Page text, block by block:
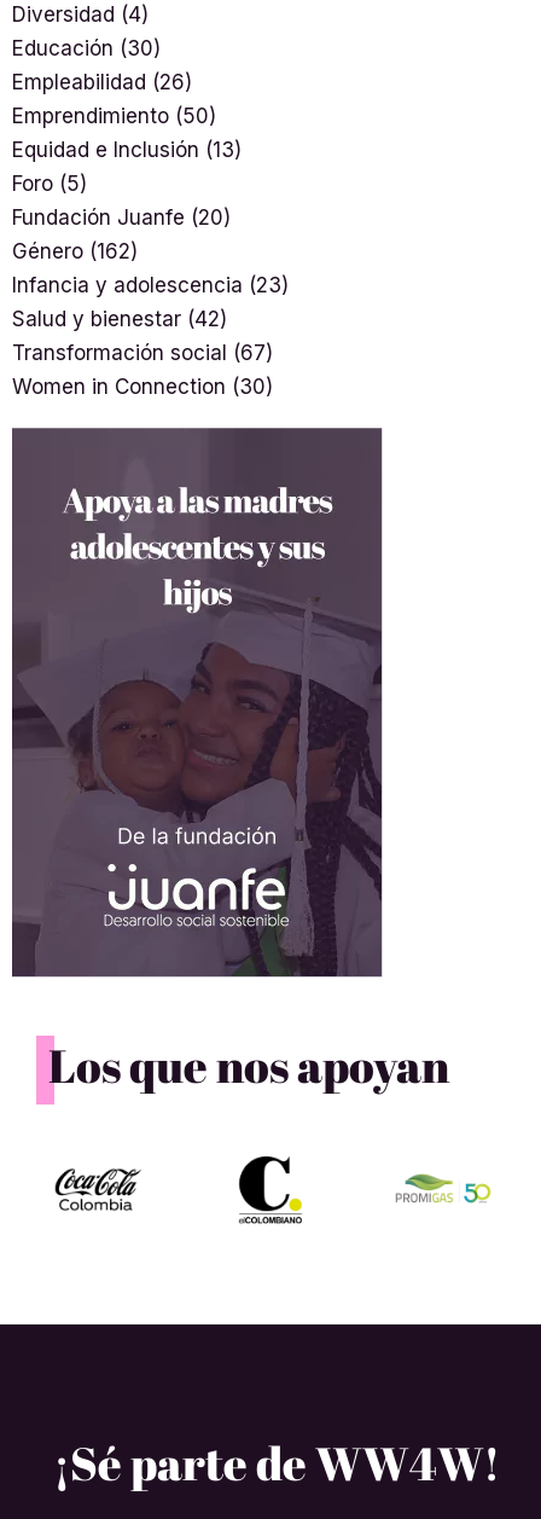
Diversidad (4)
Educación (30)
Empleabilidad (26)
Emprendimiento (50)
Equidad e Inclusión (13)
Foro (5)
Fundación Juanfe (20)
Género (162)
Infancia y adolescencia (23)
Salud y bienestar (42)
Transformación social (67)
Women in Connection (30)
Los que nos apoyan
¡Sé parte de WW4W!